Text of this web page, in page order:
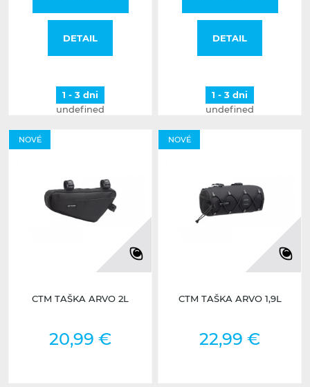
DETAIL
1 - 3 dni
undefined
DETAIL
1 - 3 dni
undefined
NOVÉ
CTM TAŠKA ARVO 2L
20,99 €
NOVÉ
CTM TAŠKA ARVO 1,9L
22,99 €